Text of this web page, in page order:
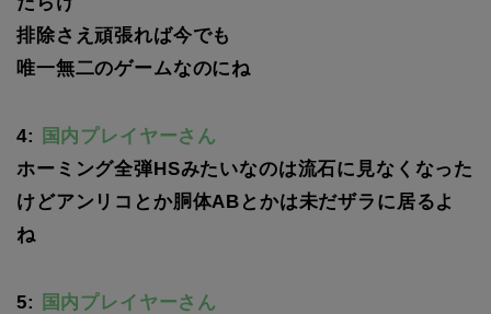
排除さえ頑張れば今でも
唯一無二のゲームなのにね
4:
国内プレイヤーさん
ホーミング全弾HSみたいなのは流石に見なくなった
けどアンリコとか胴体ABとかは未だザラに居るよ
ね
5:
国内プレイヤーさん